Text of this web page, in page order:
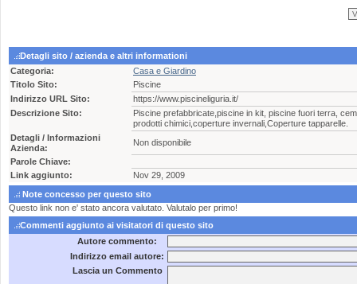
Detagli sito / azienda e altri informationi
Categoria:
Casa e Giardino
Titolo Sito:
Piscine
Indirizzo URL Sito:
https://www.piscineliguria.it/
Descrizione Sito:
Piscine prefabbricate,piscine in kit, piscine fuori terra,
prodotti chimici,coperture invernali,Coperture tapparelle.
Detagli / Informazioni
Azienda:
Non disponibile
Parole Chiave:
Link aggiunto:
Nov 29, 2009
Note concesso per questo sito
Questo link non e' stato ancora valutato. Valutalo per primo!
Commenti aggiunto ai visitatori di questo sito
Autore commento:
Indirizzo email autore:
Lascia un Commento